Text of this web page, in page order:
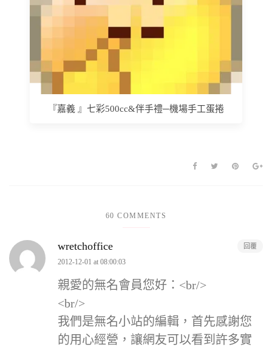
『嘉義 』七彩500cc&伴手禮─機場手工蛋捲
60 COMMENTS
wretchoffice
2012-12-01 at 08:00:03
親愛的無名會員您好：<br/>
<br/>
我們是無名小站的編輯，首先感謝您
的用心經營，讓網友可以看到許多實
回覆